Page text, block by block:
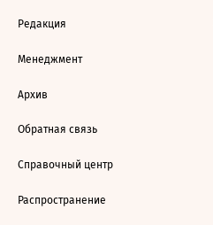
Редакция
Менеджмент
Архив
Обратная связь
Справочный центр
Распространение